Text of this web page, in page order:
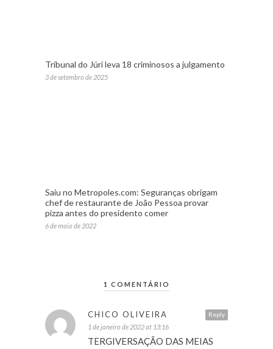
Tribunal do Júri leva 18 criminosos a julgamento
3 de setembro de 2025
Saiu no Metropoles.com: Seguranças obrigam
chef de restaurante de João Pessoa provar
pizza antes do presidento comer
6 de maio de 2022
1 COMENTÁRIO
Reply
CHICO OLIVEIRA
1 de janeiro de 2022 at 13:16
TERGIVERSAÇÃO DAS MEIAS